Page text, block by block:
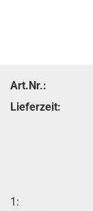
Art.Nr.:
Lieferzeit:
1: